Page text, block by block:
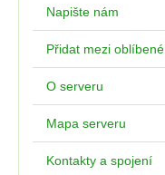
Napište nám
Přidat mezi oblíbené
O serveru
Mapa serveru
Kontakty a spojení